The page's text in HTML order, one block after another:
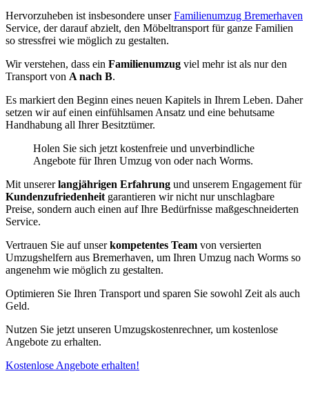
Hervorzuheben ist insbesondere unserFamilienumzug Bremerhaven
Service, der darauf abzielt, den Möbeltransport für ganze Familien
so stressfrei wie möglich zu gestalten.
Wir verstehen, dass ein Familienumzug viel mehr ist als nur den
Transport von A nach B.
Es markiert den Beginn eines neuen Kapitels in Ihrem Leben. Daher
setzen wir auf einen einfühlsamen Ansatz und eine behutsame
Handhabung all Ihrer Besitztümer.
Holen Sie sich jetzt kostenfreie und unverbindliche
Angebote für Ihren Umzug von oder nach Worms.
Mit unsererlangjährigen Erfahrung und unserem Engagement für
Kundenzufriedenheit garantieren wir nicht nur unschlagbare
Preise, sondern auch einen auf Ihre Bedürfnisse maßgeschneiderten
Service.
Vertrauen Sie auf unserkompetentes Team von versierten
Umzugshelfern aus Bremerhaven, um Ihren Umzug nach Worms so
angenehm wie möglich zu gestalten.
Optimieren Sie Ihren Transport und sparen Sie sowohl Zeit als auch
Geld.
Nutzen Sie jetzt unseren Umzugskostenrechner, um kostenlose
Angebote zu erhalten.
Kostenlose Angebote erhalten!